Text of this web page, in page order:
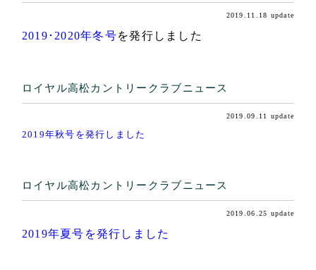
2019.11.18 update
2019･2020年冬号を発行しました
ロイヤル高松カントリークラブニュース
2019.09.11 update
2019年秋号を発行しました
ロイヤル高松カントリークラブニュース
2019.06.25 update
2019年夏号を発行しました